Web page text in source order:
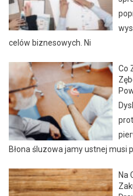
celów biznesowych. Ni
Co
Błona śluzowa jamy ustnej musi
Na